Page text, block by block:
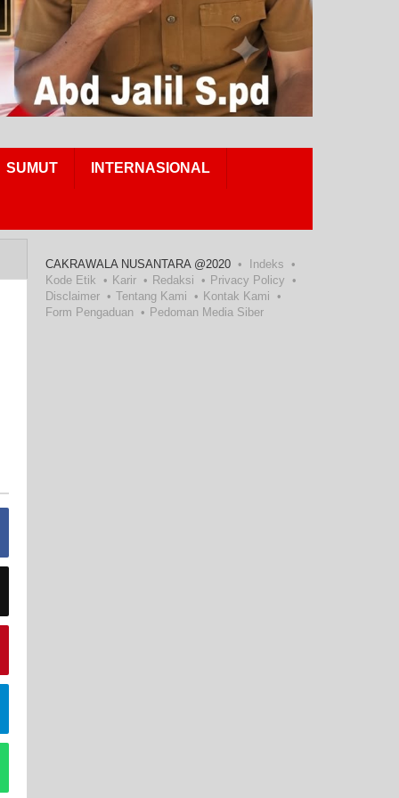
SUMUT INTERNASIONAL
CAKRAWALA NUSANTARA @2020
Indeks
Kode Etik
Karir Redaksi
Privacy Policy
Disclaimer
Tentang Kami
Kontak Kami
Form Pengaduan
Pedoman Media Siber